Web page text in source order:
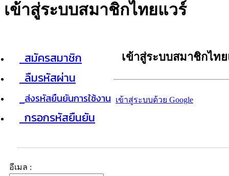
เข้าสู่ระบบสมาชิกไทยแวร์
สมัครสมาชิก
ลืมรหัสผ่าน
ส่งรหัสยืนยันการใช้งาน
กรอกรหัสยืนยัน
เข้าสู่ระบบสมาชิกไท
เข้าสู่ระบบด้วย Google
อีเมล :